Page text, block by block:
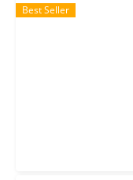
Best Seller